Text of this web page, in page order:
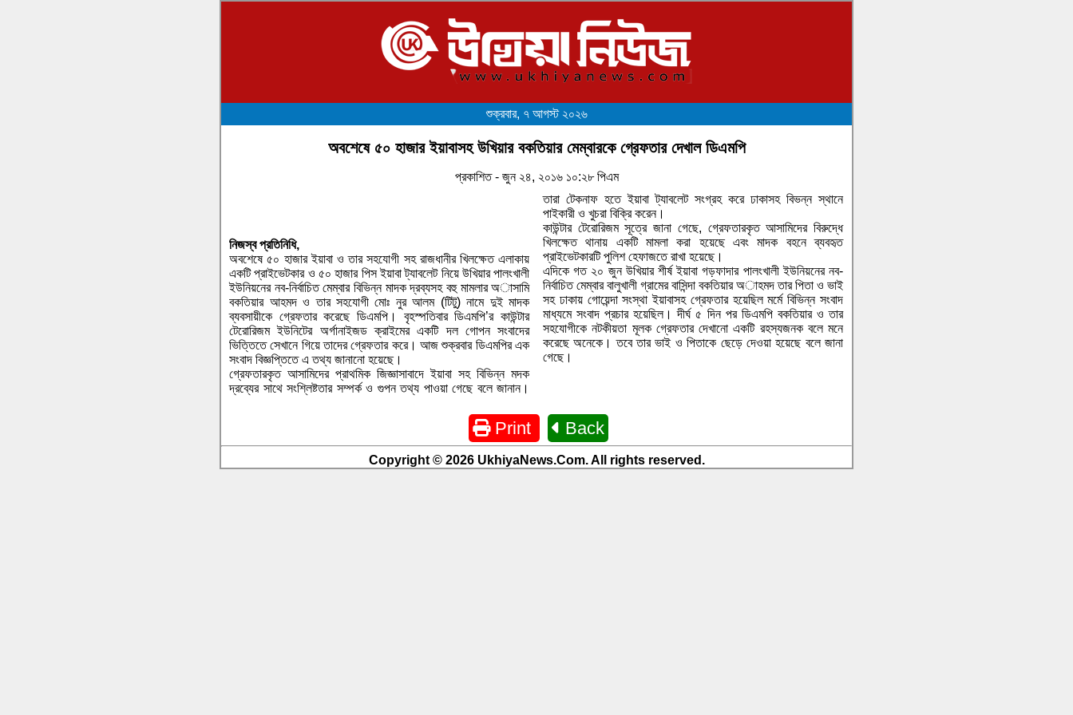
শুক্রবার, ৭ আগস্ট ২০২৬
অবশেষে ৫০ হাজার ইয়াবাসহ উখিয়ার বকতিয়ার মেম্বারকে গ্রেফতার দেখাল ডিএমপি
প্রকাশিত - জুন ২৪, ২০১৬ ১০:২৮ পিএম
নিজস্ব প্রতিনিধি,
অবশেষে ৫০ হাজার ইয়াবা ও তার সহযোগী সহ রাজধানীর খিলক্ষেত এলাকায়
একটি প্রাইভেটকার ও ৫০ হাজার পিস ইয়াবা ট্যাবলেট নিয়ে উখিয়ার পালংখালী
ইউনিয়নের নব-নির্বাচিত মেম্বার বিভিন্ন মাদক দ্রব্যসহ বহু মামলার অাসামি
বকতিয়ার আহমদ ও তার সহযোগী মোঃ নুর আলম (টিটু) নামে দুই মাদক
ব্যবসায়ীকে গ্রেফতার করেছে ডিএমপি। বৃহস্পতিবার ডিএমপি’র কাউন্টার
টেরোরিজম ইউনিটের অর্গানাইজড ক্রাইমের একটি দল গোপন সংবাদের
ভিত্তিতে সেখানে গিয়ে তাদের গ্রেফতার করে। আজ শুক্রবার ডিএমপির এক
সংবাদ বিজ্ঞপ্তিতে এ তথ্য জানানো হয়েছে।
গ্রেফতারকৃত আসামিদের প্রাথমিক জিজ্ঞাসাবাদে ইয়াবা সহ বিভিন্ন মদক
দ্রব্যের সাথে সংশ্লিষ্টতার সম্পর্ক ও গুপন তথ্য পাওয়া গেছে বলে জানান।
তারা টেকনাফ হতে ইয়াবা ট্যাবলেট সংগ্রহ করে ঢাকাসহ বিভন্ন স্থানে
পাইকারী ও খুচরা বিক্রি করেন।
কাউন্টার টেরোরিজম সূত্রে জানা গেছে, গ্রেফতারকৃত আসামিদের বিরুদ্ধে
খিলক্ষেত থানায় একটি মামলা করা হয়েছে এবং মাদক বহনে ব্যবহৃত
প্রাইভেটকারটি পুলিশ হেফাজতে রাখা হয়েছে।
এদিকে গত ২০ জুন উখিয়ার শীর্ষ ইয়াবা গড়ফাদার পালংখালী ইউনিয়নের নব-
নির্বাচিত মেম্বার বালুখালী গ্রামের বাসিন্দা বকতিয়ার অাহমদ তার পিতা ও ভাই
সহ ঢাকায় গোয়েন্দা সংস্থা ইয়াবাসহ গ্রেফতার হয়েছিল মর্মে বিভিন্ন সংবাদ
মাধ্যমে সংবাদ প্রচার হয়েছিল। দীর্ঘ ৫ দিন পর ডিএমপি বকতিয়ার ও তার
সহযোগীকে নটকীয়তা মূলক গ্রেফতার দেখানো একটি রহস্যজনক বলে মনে
করেছে অনেকে। তবে তার ভাই ও পিতাকে ছেড়ে দেওয়া হয়েছে বলে জানা
গেছে।
Print Back
Copyright © 2026 UkhiyaNews.Com. All rights reserved.